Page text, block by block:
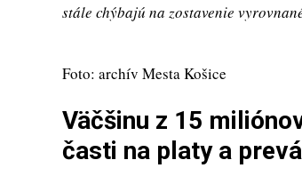
stále chýbajú na zostavenie
Foto: archív Mesta Košice
Väčšinu z 15
časti na platy a